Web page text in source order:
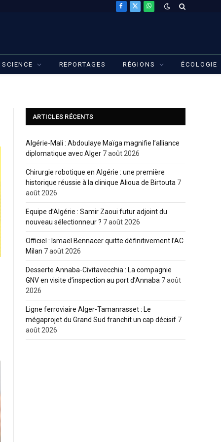
Facebook
X
WhatsApp
SCIENCE REPORTAGES RÉGIONS ÉCOLOGIE
ARTICLES RÉCENTS
Algérie-Mali : Abdoulaye Maïga magnifie l’alliance
diplomatique avec Alger 7 août 2026
Chirurgie robotique en Algérie : une première
historique réussie à la clinique Alioua de Birtouta 7
août 2026
Equipe d’Algérie : Samir Zaoui futur adjoint du
nouveau sélectionneur ? 7 août 2026
Officiel : Ismaël Bennacer quitte définitivement l’AC
Milan 7 août 2026
Desserte Annaba-Civitavecchia : La compagnie
GNV en visite d’inspection au port d’Annaba 7 août
2026
Ligne ferroviaire Alger-Tamanrasset : Le
mégaprojet du Grand Sud franchit un cap décisif 7
août 2026